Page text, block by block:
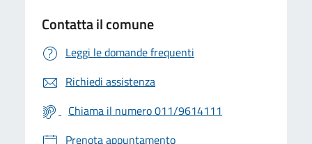
Contatta il comune
Leggi le domande frequenti
Richiedi assistenza
Chiama il numero 011/9614111
Prenota appuntamento